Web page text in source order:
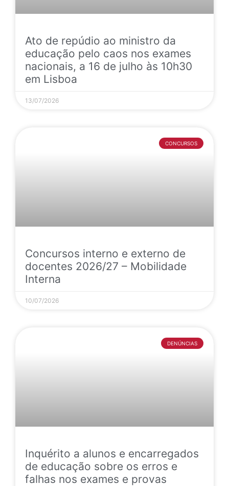
Ato de repúdio ao ministro da
educação pelo caos nos exames
nacionais, a 16 de julho às 10h30
em Lisboa
13/07/2026
CONCURSOS
Concursos interno e externo de
docentes 2026/27 – Mobilidade
Interna
10/07/2026
DENÚNCIAS
Inquérito a alunos e encarregados
de educação sobre os erros e
falhas nos exames e provas